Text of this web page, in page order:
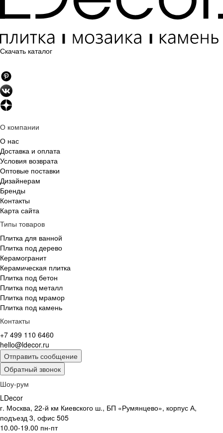
Скачать каталог
О компании
О нас
Доставка и оплата
Условия возврата
Оптовые поставки
Дизайнерам
Бренды
Контакты
Карта сайта
Типы товаров
Плитка для ванной
Плитка под дерево
Керамогранит
Керамическая плитка
Плитка под бетон
Плитка под металл
Плитка под мрамор
Плитка под камень
Контакты
+7 499 110 6460
hello@ldecor.ru
Отправить сообщение
Обратный звонок
Шоу-рум
LDecor
г. Москва, 22-й км Киевского ш., БП «Румянцево», корпус А,
подъезд 3, офис 505
10.00-19.00 пн-пт